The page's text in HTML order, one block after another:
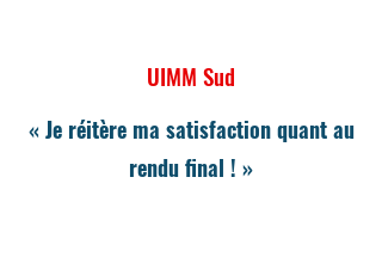
UIMM Sud
« Je réitère ma satisfaction quant au
rendu final ! »